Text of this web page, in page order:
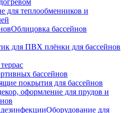
для теплообменников и
Облицовка бассейнов
для ПВХ плёнки для бассейнов
бассейнов
покрытия для бассейнов
оформление для прудов и
Оборудование для